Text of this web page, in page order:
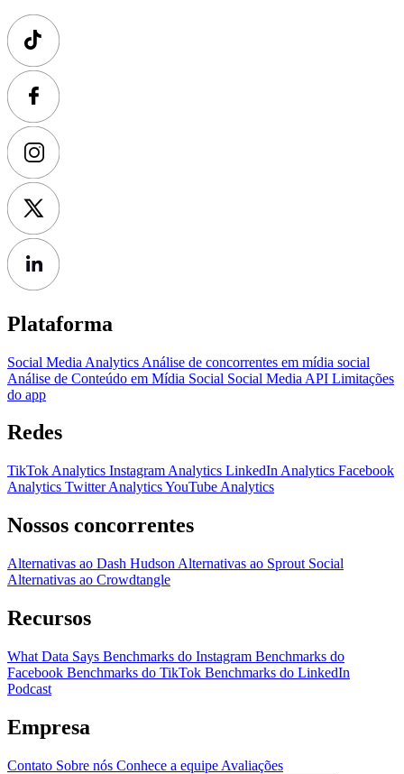
Plataforma
Social Media Analytics Análise de concorrentes em mídia social
Análise de Conteúdo em Mídia Social Social Media API Limitações
do app
Redes
TikTok Analytics Instagram Analytics LinkedIn Analytics Facebook
Analytics Twitter AnalyticsYouTube Analytics
Nossos concorrentes
Alternativas ao Dash Hudson Alternativas ao Sprout Social
Alternativas ao Crowdtangle
Recursos
What Data Says Benchmarks do Instagram Benchmarks do
Facebook Benchmarks do TikTok Benchmarks do LinkedIn
Podcast
Empresa
Contato Sobre nós Conhece a equipe Avaliações